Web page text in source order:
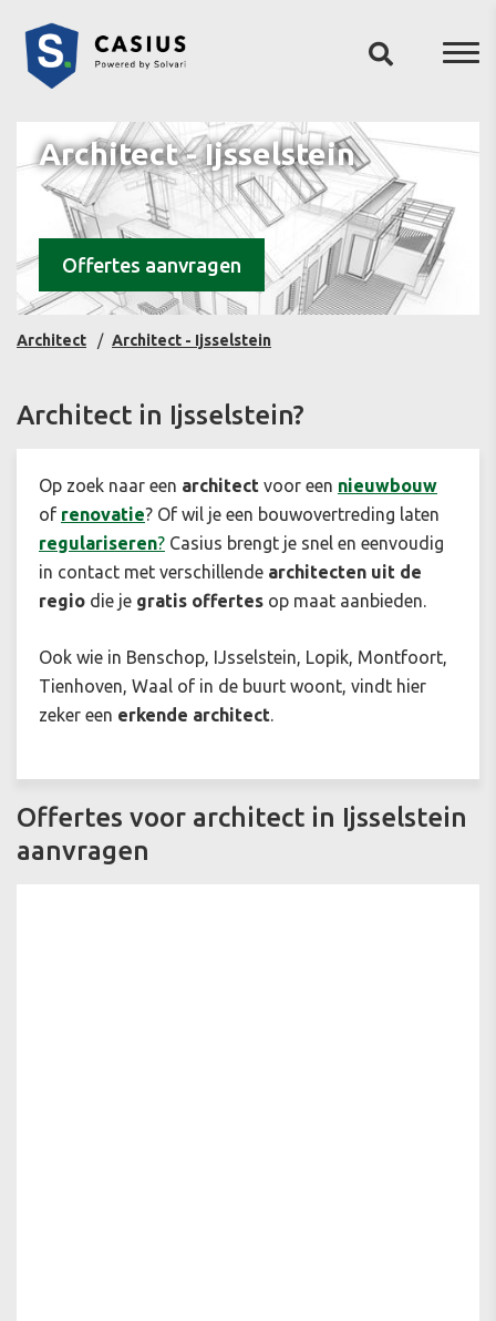
Architect - Ijsselstein
Offertes aanvragen
Architect Architect - Ijsselstein
Architect in Ijsselstein?
Op zoek naar een architect voor een nieuwbouw
of renovatie? Of wil je een bouwovertreding laten
regulariseren? Casius brengt je snel en eenvoudig
in contact met verschillende architecten uit de
regio die je gratis offertes op maat aanbieden.
Ook wie in Benschop, IJsselstein, Lopik, Montfoort,
Tienhoven, Waal of in de buurt woont, vindt hier
zeker een erkende architect.
Offertes voor architect in Ijsselstein
aanvragen